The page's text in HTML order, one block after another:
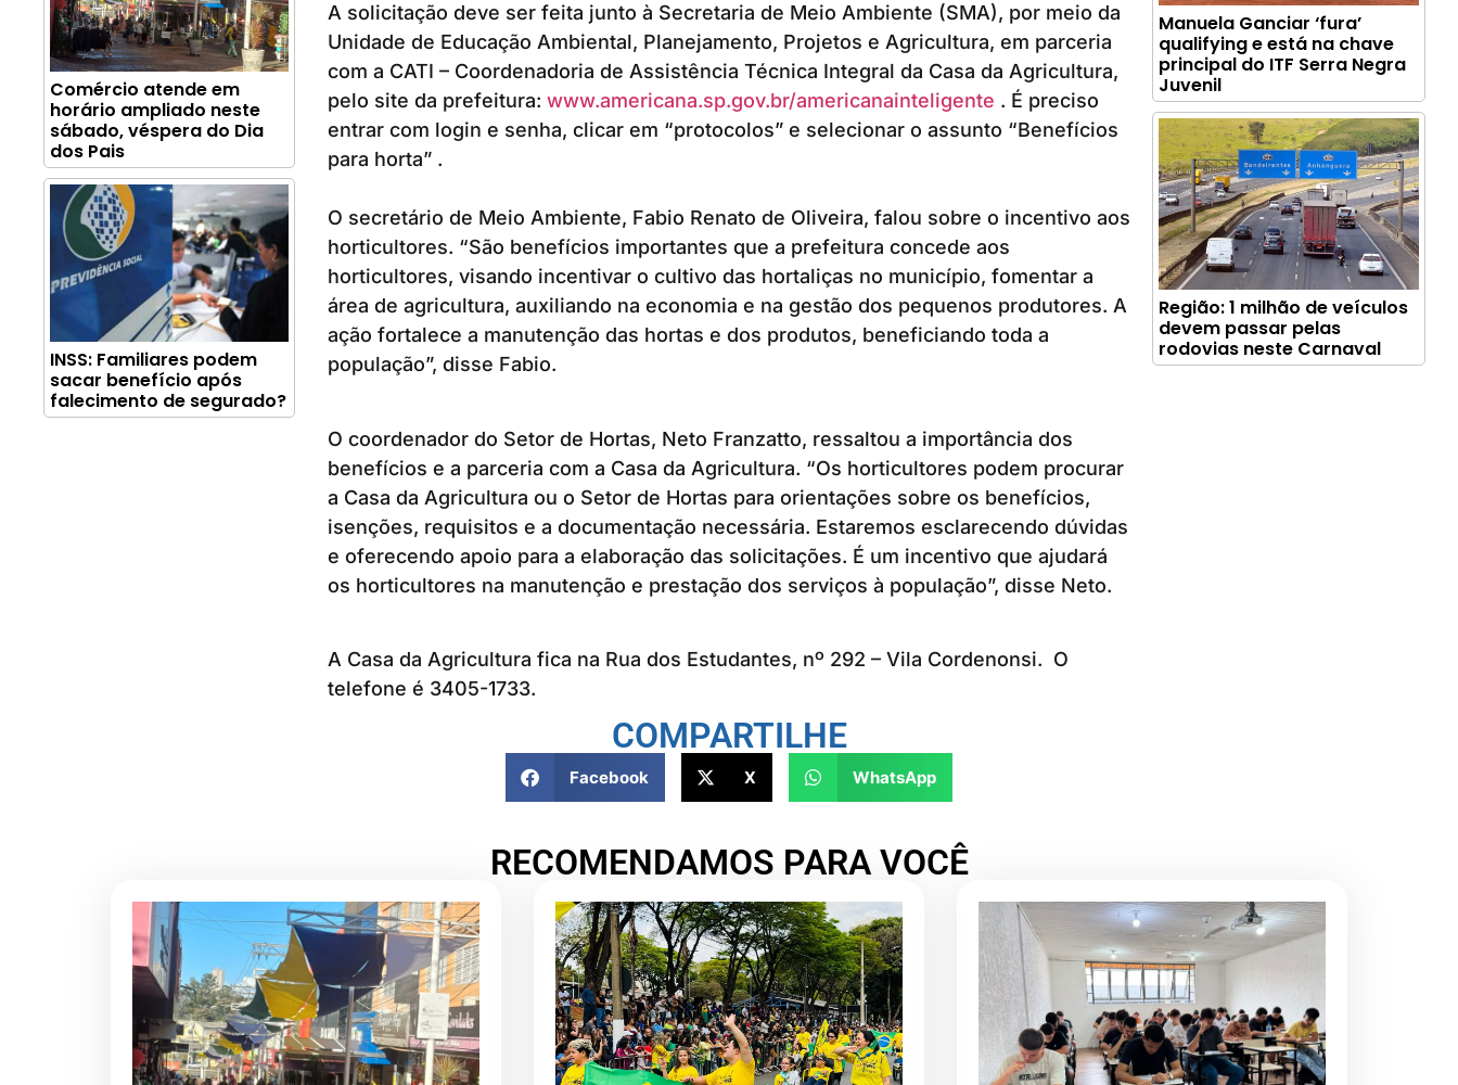
Comércio atende em
horário ampliado neste
sábado, véspera do Dia
dos Pais
INSS: Familiares podem
sacar benefício após
falecimento de segurado?
A solicitação deve ser feita junto à Secretaria de Meio Ambiente (SMA), por meio da
Unidade de Educação Ambiental, Planejamento, Projetos e Agricultura, em parceria
com a CATI – Coordenadoria de Assistência Técnica Integral da Casa da Agricultura,
pelo site da prefeitura: www.americana.sp.gov.br/americanainteligente . É preciso
entrar com login e senha, clicar em “protocolos” e selecionar o assunto “Benefícios
para horta” .
O secretário de Meio Ambiente, Fabio Renato de Oliveira, falou sobre o incentivo aos
horticultores. “São benefícios importantes que a prefeitura concede aos
horticultores, visando incentivar o cultivo das hortaliças no município, fomentar a
área de agricultura, auxiliando na economia e na gestão dos pequenos produtores. A
ação fortalece a manutenção das hortas e dos produtos, beneficiando toda a
população”, disse Fabio.
O coordenador do Setor de Hortas, Neto Franzatto, ressaltou a importância dos
benefícios e a parceria com a Casa da Agricultura. “Os horticultores podem procurar
a Casa da Agricultura ou o Setor de Hortas para orientações sobre os benefícios,
isenções, requisitos e a documentação necessária. Estaremos esclarecendo dúvidas
e oferecendo apoio para a elaboração das solicitações. É um incentivo que ajudará
os horticultores na manutenção e prestação dos serviços à população”, disse Neto.
A Casa da Agricultura fica na Rua dos Estudantes, nº 292 – Vila Cordenonsi. O
telefone é 3405-1733.
COMPARTILHE
Facebook X WhatsApp
Manuela Ganciar ‘fura’
qualifying e está na chave
principal do ITF Serra Negra
Juvenil
Região: 1 milhão de veículos
devem passar pelas
rodovias neste Carnaval
RECOMENDAMOS PARA VOCÊ